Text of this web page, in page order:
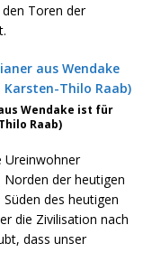
Toren der
Wendake ist für
Raab)
Ureinwohner
der heutigen
des heutigen
die Zivilisation nach
dass unser